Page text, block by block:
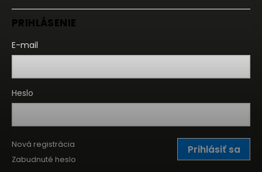
PRIHLÁSENIE
E-mail
Heslo
Prihlásiť sa
Nová registrácia
Zabudnuté heslo